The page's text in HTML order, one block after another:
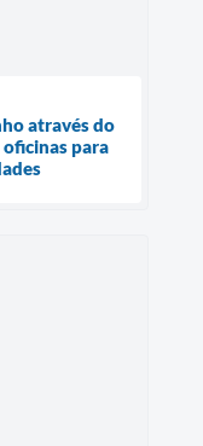
através do
para